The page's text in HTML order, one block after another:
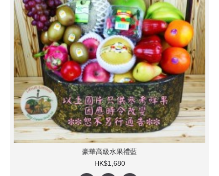
豪華高級水果禮藍
HK$1,680